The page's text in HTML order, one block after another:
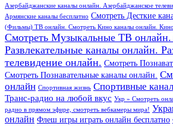
Азербайджанские каналы онлайн. Азербайджанское
Армянские каналы бесплатно Смотреть Десткие
(Фильмы) ТВ онлайн. Смотреть Кино каналы онлайн. Кино
Смотреть Музыкальные ТВ онлайн.
Развлекательные каналы онлайн.
телевидение онлайн. Смотреть
Смотреть Познавательные каналы онлайн.
онлайн Спортивная жизнь Спортивные
Транс-радио на любой вкус Укр » Смотреть
радио в прямом эфире, смотреть вебкамеры мира!
онлайн Флеш игры играть онлайн бесплатно